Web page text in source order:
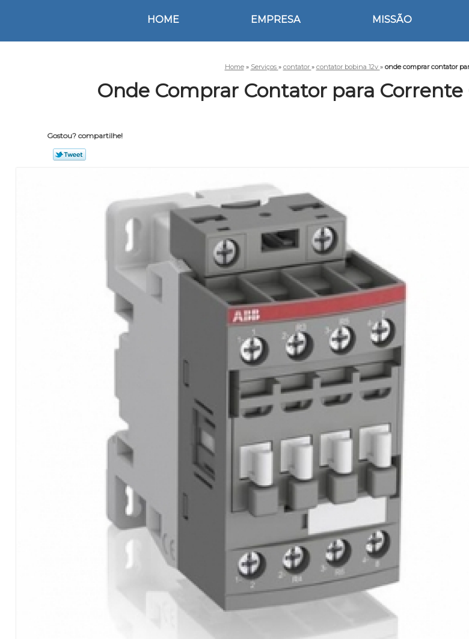
HOME EMPRESA MISSÃO
Home » Serviços » contator » contator bobina 12v » onde comprar contator
Onde Comprar Contator para
Gostou? compartilhe!